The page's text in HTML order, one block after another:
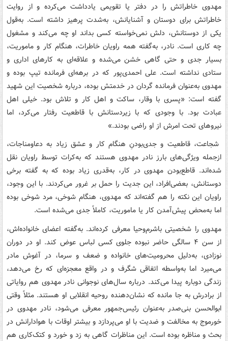
مهدوی خاطراتش را در دفتر یا تقویمی یادداشت می‌کرده و از روایت
خاطراتش برای دوستان و آشنایانش، به‌شدت پرهیز داشته است. به‌قول
یکی از دوستانش، دلش نمی‌خواسته کسی بداند او چه می‌کند و مشغول
چه کاری است. نادر، به‌گفته همه راویان خاطرات، هنگام کار و ماموریت،
بسیار جدی و حتی گاهی خشن می‌شده و علاقه‌ای به کارهای اداری و
ستادی نداشته است. علی احمدی‌پور که در برهه‌ای فرمانده تیپ بوده و
مهدوی به‌عنوان فرمانده گردان در خدمتش بوده، درباره شخصیت این شهید
گفته است: «پسری با وقار، ساکت و اهل کار و تلاش بود. خیلی اهل
عبادت بود. با وجودی که با زیردستانش با قاطعیت رفتار می‌کرد، اما
نیروهای تحت امرش از او راضی بودند.»
شجاعت، قاطعیت و جدی‌بودنِ هنگام کار و عشق زیاد به دعاومناجات،
ازجمله ویژگی‌های بارز نادر مهدوی هستند که به‌کرات توسط راویان نقل
شده‌اند. قاطع‌بودن مهدوی در کار، به‌قدری زیاد بوده که به گفته برخی
دوستانش، بعضی‌افراد، این جدیت را حمل بر غرور می‌کردند. با این وجود،
راویان این نکته را هم گفته‌اند که مهدوی، هنگام شوخی، مرد شوخی بوده
اما به‌محض پیش‌آمدن کار یا ماموریت، کاملاً جدی می‌شده است.
مهدوی را شخصیتی باشرم‌وحیا معرفی کرده‌اند. به‌گفته اعضای خانواده‌اش،
از سن ۴ سالگی حاضر نبوده جلوی کسی لباس عوض کند. او در دوران
نوزادی، به‌دلیل محرومیت‌های خانواده و ضعف و سرما، در آغوش مادر
می‌میرد اما به‌واسطه اتفاقی شگرف و در واقع معجزه‌ای که رخ می‌دهد،
زندگی دوباره پیدا می‌کند. درباره سال‌های نوجوانی نادر مهدوی هم روایاتی
از برادرش به جا مانده که نشان‌دهنده روحیه انقلابی او هستند. مثلاً وقتی
ابوالحسن بنی‌صدر به‌عنوان رئیس‌جمهور معرفی می‌شود، نادر مهدوی در
خورموج به مخالفت و ضدیت با او می‌پردازد و بیشتر اوقات با هوادارانش در
بحث و مناظره بوده است. این مناظرات گاهی به زد و خورد و کتک‌کاری هم